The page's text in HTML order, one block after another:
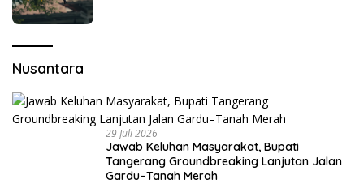
Nusantara
29 Juli 2026
Jawab Keluhan Masyarakat, Bupati
Tangerang Groundbreaking Lanjutan Jalan
Gardu–Tanah Merah